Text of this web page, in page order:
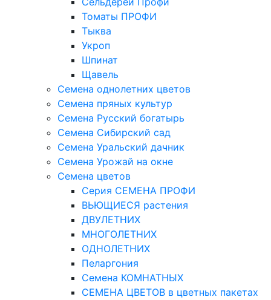
Томаты ПРОФИ
Тыква
Укроп
Шпинат
Щавель
Семена однолетних цветов
Семена пряных культур
Семена Русский богатырь
Семена Сибирский сад
Семена Уральский дачник
Семена Урожай на окне
Семена цветов
Cерия CЕМЕНА ПРОФИ
ВЬЮЩИЕСЯ растения
ДВУЛЕТНИХ
МНОГОЛЕТНИХ
ОДНОЛЕТНИХ
Пеларгония
Семена КОМНАТНЫХ
СЕМЕНА ЦВЕТОВ в цветных пакетах